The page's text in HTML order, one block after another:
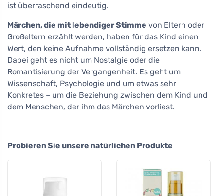
ist überraschend eindeutig.
Märchen, die mit lebendiger Stimme von Eltern oder
Großeltern erzählt werden, haben für das Kind einen
Wert, den keine Aufnahme vollständig ersetzen kann.
Dabei geht es nicht um Nostalgie oder die
Romantisierung der Vergangenheit. Es geht um
Wissenschaft, Psychologie und um etwas sehr
Konkretes – um die Beziehung zwischen dem Kind und
dem Menschen, der ihm das Märchen vorliest.
Probieren Sie unsere natürlichen Produkte